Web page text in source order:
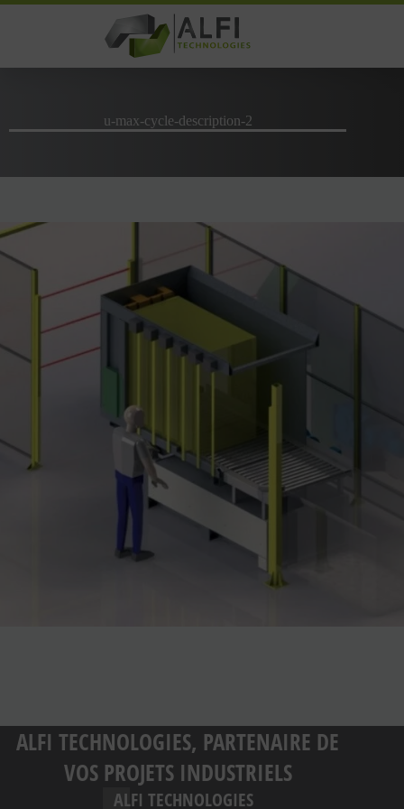
Passer
u-max-cycle-description-2
ALFI TECHNOLOGIES, PARTENAIRE DE
VOS PROJETS INDUSTRIELS
ALFI TECHNOLOGIES